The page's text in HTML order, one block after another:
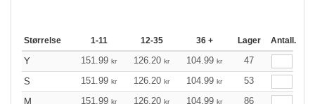
Størrelse 1-11 12-35 36 + Lager Antall.
Y 151.99 kr 126.20 kr 104.99 kr
47
S
151.99 kr 126.20 kr 104.99 kr
53
M
151.99 kr 126.20 kr 104.99 kr
86